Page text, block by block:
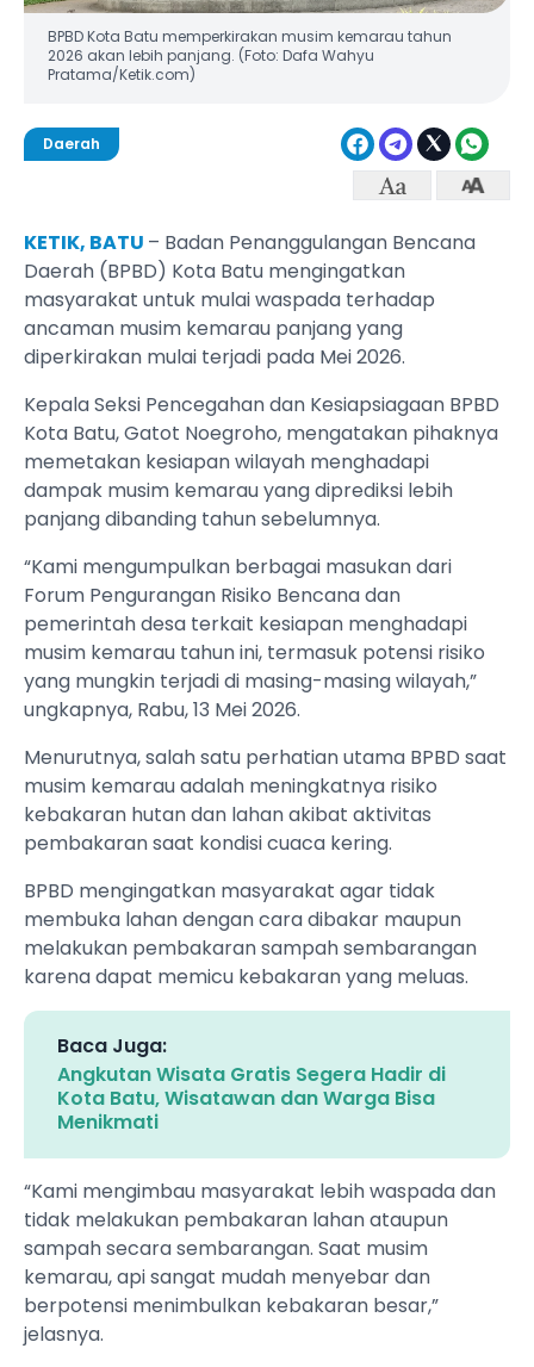
BPBD Kota Batu memperkirakan musim kemarau tahun
2026 akan lebih panjang. (Foto: Dafa Wahyu
Pratama/Ketik.com)
Daerah
KETIK, BATU – Badan Penanggulangan Bencana
Daerah (BPBD) Kota Batu mengingatkan
masyarakat untuk mulai waspada terhadap
ancaman musim kemarau panjang yang
diperkirakan mulai terjadi pada Mei 2026.
Kepala Seksi Pencegahan dan Kesiapsiagaan BPBD
Kota Batu, Gatot Noegroho, mengatakan pihaknya
memetakan kesiapan wilayah menghadapi
dampak musim kemarau yang diprediksi lebih
panjang dibanding tahun sebelumnya.
“Kami mengumpulkan berbagai masukan dari
Forum Pengurangan Risiko Bencana dan
pemerintah desa terkait kesiapan menghadapi
musim kemarau tahun ini, termasuk potensi risiko
yang mungkin terjadi di masing-masing wilayah,”
ungkapnya, Rabu, 13 Mei 2026.
Menurutnya, salah satu perhatian utama BPBD saat
musim kemarau adalah meningkatnya risiko
kebakaran hutan dan lahan akibat aktivitas
pembakaran saat kondisi cuaca kering.
BPBD mengingatkan masyarakat agar tidak
membuka lahan dengan cara dibakar maupun
melakukan pembakaran sampah sembarangan
karena dapat memicu kebakaran yang meluas.
Baca Juga:
Angkutan Wisata Gratis Segera Hadir di
Kota Batu, Wisatawan dan Warga Bisa
Menikmati
“Kami mengimbau masyarakat lebih waspada dan
tidak melakukan pembakaran lahan ataupun
sampah secara sembarangan. Saat musim
kemarau, api sangat mudah menyebar dan
berpotensi menimbulkan kebakaran besar,”
jelasnya.